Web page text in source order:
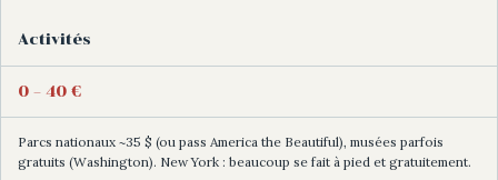
Activités
0 – 40 €
Parcs nationaux ~35 $ (ou pass America the Beautiful), musées parfois
gratuits (Washington). New York : beaucoup se fait à pied et gratuitement.